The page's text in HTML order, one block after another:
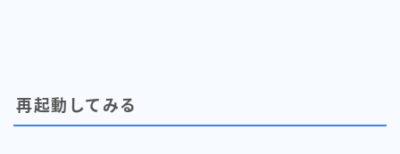
再起動してみる